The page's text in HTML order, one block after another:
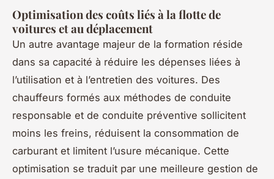
Optimisation des coûts liés à la flotte de
voitures et au déplacement
Un autre avantage majeur de la formation réside
dans sa capacité à réduire les dépenses liées à
l’utilisation et à l’entretien des voitures. Des
chauffeurs formés aux méthodes de conduite
responsable et de conduite préventive sollicitent
moins les freins, réduisent la consommation de
carburant et limitent l’usure mécanique. Cette
optimisation se traduit par une meilleure gestion de